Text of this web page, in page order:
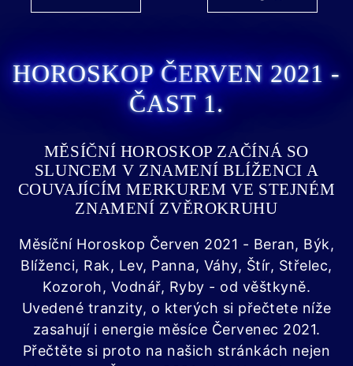
HOROSKOP ČERVEN 2021 -
ČAST 1.
MĚSÍČNÍ HOROSKOP ZAČÍNÁ SO
SLUNCEM V ZNAMENÍ BLÍŽENCI A
COUVAJÍCÍM MERKUREM VE STEJNÉM
ZNAMENÍ ZVĚROKRUHU
Měsíční Horoskop Červen 2021 - Beran, Býk,
Blíženci, Rak, Lev, Panna, Váhy, Štír, Střelec,
Kozoroh, Vodnář, Ryby - od věštkyně.
Uvedené tranzity, o kterých si přečtete níže
zasahují i ​​energie měsíce Červenec 2021.
Přečtěte si proto na našich stránkách nejen